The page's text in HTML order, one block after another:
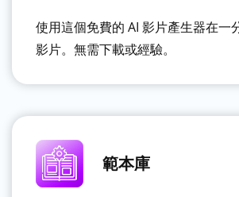
使用這個免費的 AI 影片產生器在一
影片。無需下載或經驗。
範本庫